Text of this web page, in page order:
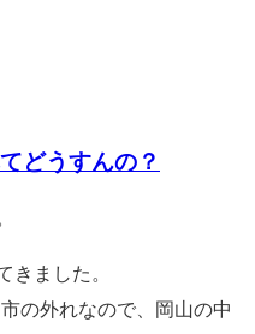
どうすんの？
きました。
の外れなので、岡山の中